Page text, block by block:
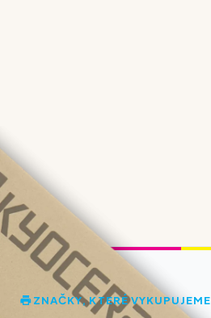
ZNAČKY, KTERÉ VYKUPUJEME